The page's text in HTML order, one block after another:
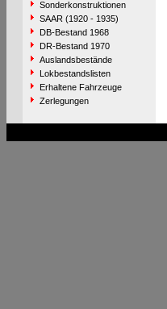
Sonderkonstruktionen
SAAR (1920 - 1935)
DB-Bestand 1968
DR-Bestand 1970
Auslandsbestände
Lokbestandslisten
Erhaltene Fahrzeuge
Zerlegungen